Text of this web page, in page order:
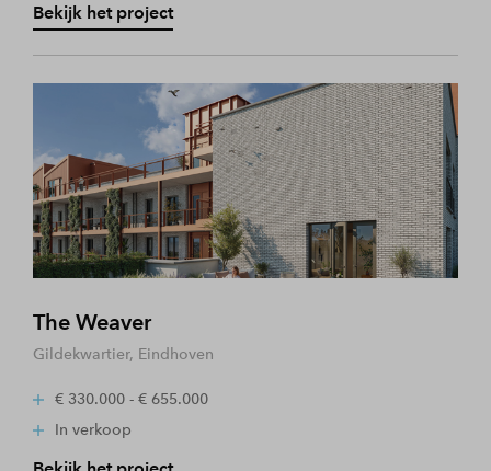
Bekijk het project
The Weaver
Gildekwartier, Eindhoven
€ 330.000 - € 655.000
In verkoop